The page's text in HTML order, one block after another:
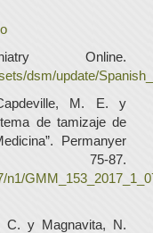
Online.
dsm/update/
M. E. y
de tamizaje de
Permanyer
87.
C. y Magnavita, N.